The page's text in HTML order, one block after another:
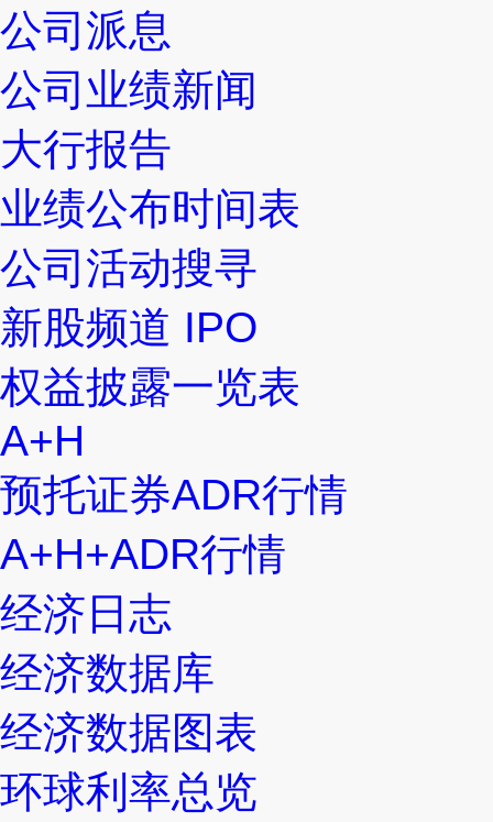
公司派息
公司业绩新闻
大行报告
业绩公布时间表
公司活动搜寻
新股频道 IPO
权益披露一览表
A+H
预托证券ADR行情
A+H+ADR行情
经济日志
经济数据库
经济数据图表
环球利率总览